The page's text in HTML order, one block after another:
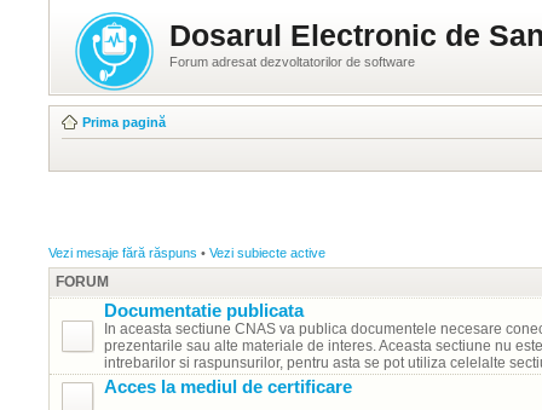
Dosarul Electronic de
Forum adresat dezvoltatorilor de software
Prima pagină
Vezi mesaje fără răspuns • Vezi subiecte active
FORUM
Documentatie publicata
In aceasta sectiune CNAS va publica documentele necesare
prezentarile sau alte materiale de interes. Aceasta sectiune nu
intrebarilor si raspunsurilor, pentru asta se pot utiliza celelalte
Acces la mediul de certificare